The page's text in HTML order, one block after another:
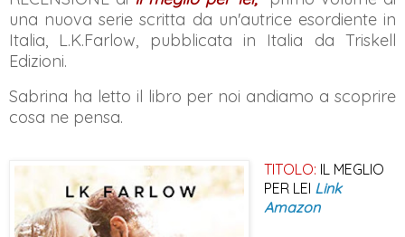
una nuova serie scritta da un'autrice esordiente in
Italia, L.K.Farlow, pubblicata in Italia da Triskell
Edizioni.
Sabrina ha letto il libro per noi andiamo a scoprire
cosa ne pensa.
TITOLO: IL MEGLIO
PER LEI Link
Amazon